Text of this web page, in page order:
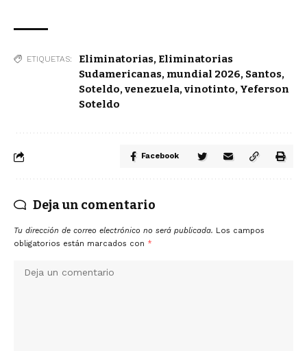
ETIQUETAS: Eliminatorias, Eliminatorias
Sudamericanas, mundial 2026, Santos,
Soteldo,venezuela,vinotinto, Yeferson
Soteldo
Facebook
Deja un comentario
Tu dirección de correo electrónico no será publicada. Los campos
obligatorios están marcados con *